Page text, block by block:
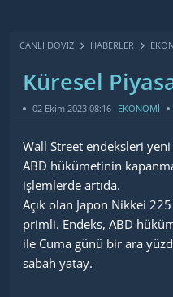
CANLI DÖVİZ HABERLER
Küresel
02 Ekim 2023 08:16 EKONOMİ
Wall Street endeksleri
ABD hükümetinin
işlemlerde artıda.
Açık olan Japon Nikkei
primli. Endeks, ABD
ile Cuma günü bir ara
sabah yatay.